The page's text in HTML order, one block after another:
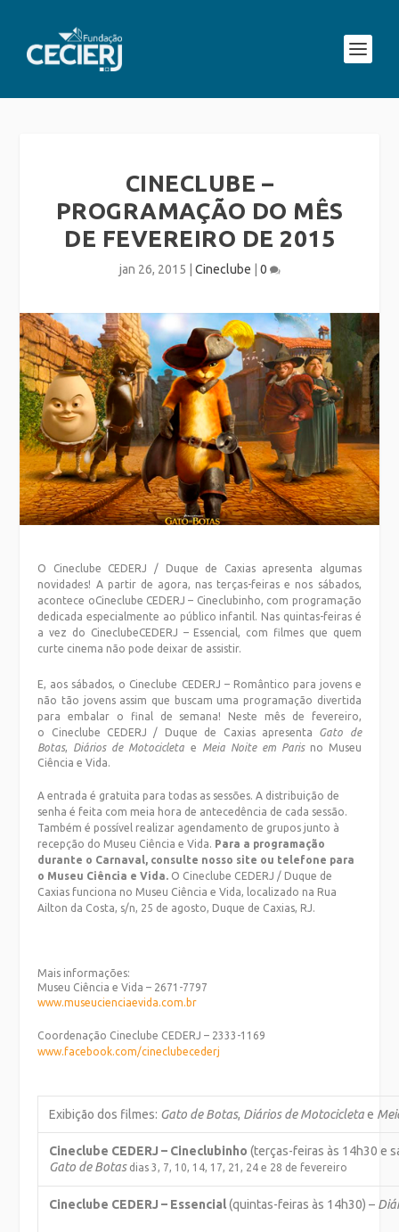
CINECLUBE –
PROGRAMAÇÃO DO MÊS
DE FEVEREIRO DE 2015
jan 26, 2015 Cineclube 0
O Cineclube CEDERJ / Duque de Caxias apresenta algumas
novidades! A partir de agora, nas terças-feiras e nos sábados,
acontece oCineclube CEDERJ – Cineclubinho, com programação
dedicada especialmente ao público infantil. Nas quintas-feiras é
a vez do CineclubeCEDERJ – Essencial, com filmes que quem
curte cinema não pode deixar de assistir.
E, aos sábados, o Cineclube CEDERJ – Romântico para jovens e
não tão jovens assim que buscam uma programação divertida
para embalar o final de semana!
Neste mês de fevereiro,
o Cineclube CEDERJ / Duque de Caxias apresenta Gato de
Botas, Diários de Motocicleta e Meia Noite em Paris no Museu
Ciência e Vida.
A entrada é gratuita para todas as sessões. A distribuição de
senha é feita com meia hora de antecedência de cada sessão.
Também é possível realizar agendamento de grupos junto à
recepção do Museu Ciência e Vida. Para a programação
durante o Carnaval, consulte nosso site ou telefone para
o Museu Ciência e Vida. O Cineclube CEDERJ / Duque de
Caxias funciona no Museu Ciência e Vida, localizado na Rua
Ailton da Costa, s/n, 25 de agosto, Duque de Caxias, RJ.
Mais informações:
Museu Ciência e Vida – 2671-7797
www.museucienciaevida.com.br
Coordenação Cineclube CEDERJ – 2333-1169
www.facebook.com/cineclubecederj
Exibição dos filmes: Gato de Botas, Diários de Motocicletae
Cineclube CEDERJ – Cineclubinho (terças-feiras às 14h30 e
Gato de Botas dias 3, 7, 10, 14, 17, 21, 24 e 28 de fevereiro
Cineclube CEDERJ – Essencial(quintas-feiras às 14h30) –